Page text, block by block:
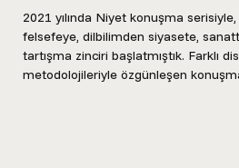
2021 yılında Niyet konuşma
felsefeye, dilbilimden siyasete,
tartışma zinciri başlatmıştık. Farklı
metodolojileriyle özgünleşen